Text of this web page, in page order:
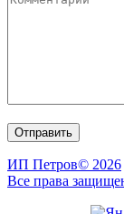
ИП Петров© 2026
Все права